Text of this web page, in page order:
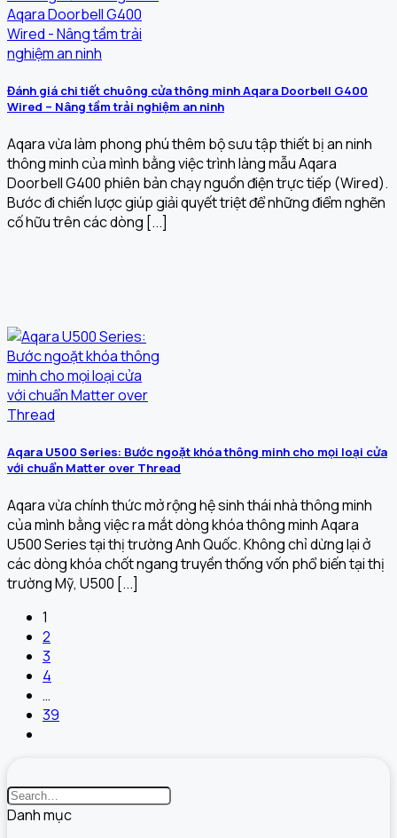
Đánh giá chi tiết chuông cửa thông minh Aqara Doorbell G400
Wired – Nâng tầm trải nghiệm an ninh
Aqara vừa làm phong phú thêm bộ sưu tập thiết bị an ninh
thông minh của mình bằng việc trình làng mẫu Aqara
Doorbell G400 phiên bản chạy nguồn điện trực tiếp (Wired).
Bước đi chiến lược giúp giải quyết triệt để những điểm nghẽn
cố hữu trên các dòng [...]
Aqara U500 Series: Bước ngoặt khóa thông minh cho mọi loại cửa
với chuẩn Matter over Thread
Aqara vừa chính thức mở rộng hệ sinh thái nhà thông minh
của mình bằng việc ra mắt dòng khóa thông minh Aqara
U500 Series tại thị trường Anh Quốc. Không chỉ dừng lại ở
các dòng khóa chốt ngang truyền thống vốn phổ biến tại thị
trường Mỹ, U500 [...]
1
2
3
4
…
39
Danh mục